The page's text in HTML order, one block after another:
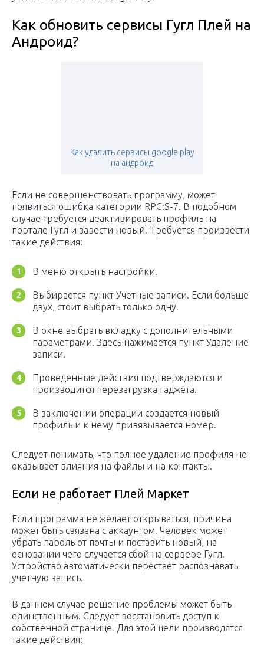
Как обновить сервисы Гугл Плей на
Андроид?
Как удалить сервисы google play
на андроид
Если не совершенствовать программу, может
появиться ошибка категории RPC:S-7. В подобном
случае требуется деактивировать профиль на
портале Гугл и завести новый. Требуется произвести
такие действия:
В меню открыть настройки.
Выбирается пункт Учетные записи. Если больше
двух, стоит выбрать только одну.
В окне выбрать вкладку с дополнительными
параметрами. Здесь нажимается пункт Удаление
записи.
Проведенные действия подтверждаются и
производится перезагрузка гаджета.
В заключении операции создается новый
профиль и к нему привязывается номер.
Следует понимать, что полное удаление профиля не
оказывает влияния на файлы и на контакты.
Если не работает Плей Маркет
Если программа не желает открываться, причина
может быть связана с аккаунтом. Человек может
убрать пароль от почты и поставить новый, на
основании чего случается сбой на сервере Гугл.
Устройство автоматически перестает распознавать
учетную запись.
В данном случае решение проблемы может быть
единственным. Следует восстановить доступ к
собственной странице. Для этой цели производятся
такие действия: